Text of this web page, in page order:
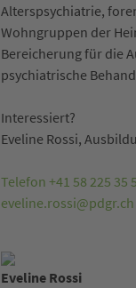
Alterspsychiatrie,
Wohngruppen der
Bereicherung für die
psychiatrische
Interessiert?
Eveline Rossi,
Telefon +41 58 225 35
eveline.rossi@pdgr.ch
Eveline Rossi